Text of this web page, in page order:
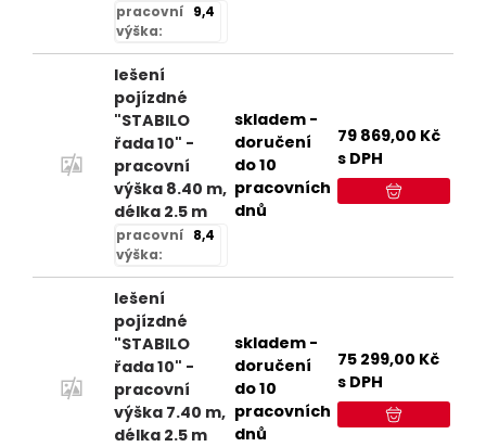
pracovní
výška:
9,4
lešení
pojízdné
"STABILO
řada 10" -
pracovní
výška 8.40 m,
délka 2.5 m
pracovní
výška:
8,4
skladem -
doručení
do 10
pracovních
dnů
79 869,00 Kč
s DPH
lešení
pojízdné
"STABILO
řada 10" -
pracovní
výška 7.40 m,
délka 2.5 m
skladem -
doručení
do 10
pracovních
dnů
75 299,00 Kč
s DPH